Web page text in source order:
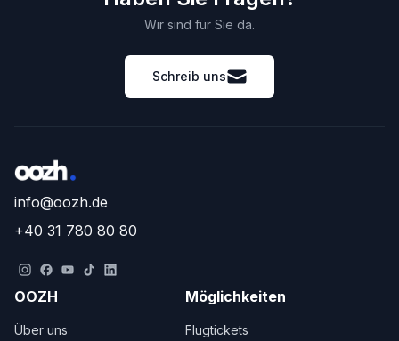
Wir sind für Sie da.
Schreib uns
info@oozh.de
+40 31 780 80 80
OOZH
Über uns
Möglichkeiten
Flugtickets